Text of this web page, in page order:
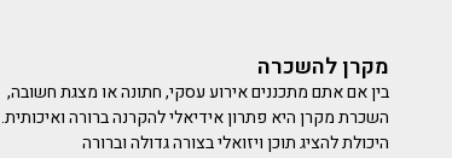
מקרן להשכרה
בין אם אתם מתכננים אירוע עסקי, חתונה או מצגת חשובה,
השכרת מקרן היא פתרון אידיאלי להקרנה ברורה ואיכותית.
היכולת להציג תוכן ויזואלי בצורה גדולה וברורה